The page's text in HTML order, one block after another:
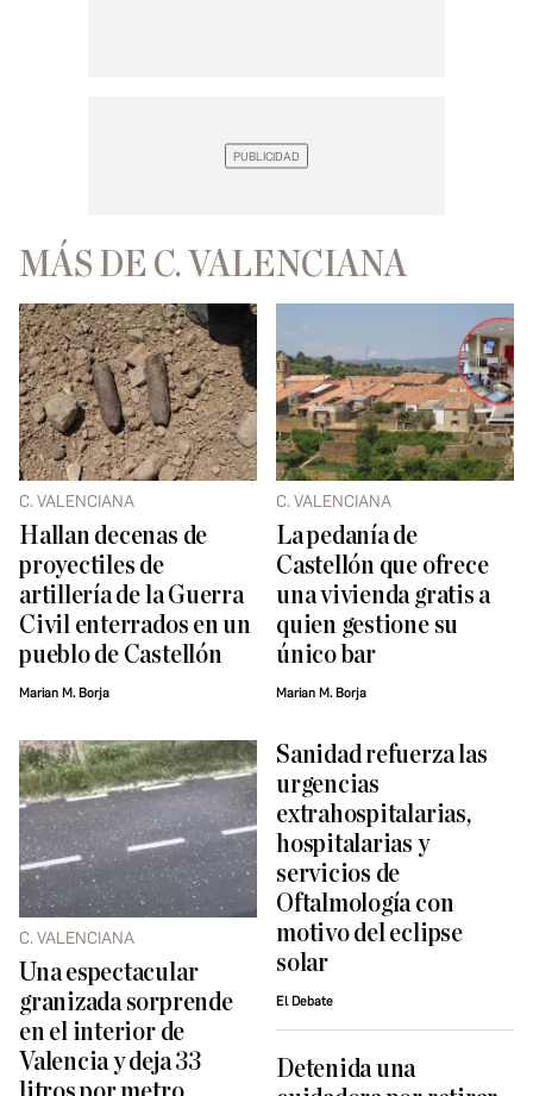
MÁS DE C. VALENCIANA
C. VALENCIANA
Hallan decenas de
proyectiles de
artillería de la Guerra
Civil enterrados en un
pueblo de Castellón
Marian M. Borja
C. VALENCIANA
La pedanía de
Castellón que ofrece
una vivienda gratis a
quien gestione su
único bar
Marian M. Borja
C. VALENCIANA
Una espectacular
granizada sorprende
en el interior de
Valencia y deja 33
Sanidad refuerza las
urgencias
extrahospitalarias,
hospitalarias y
servicios de
Oftalmología con
motivo del eclipse
solar
El Debate
Detenida una